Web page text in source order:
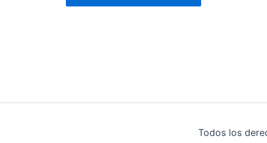
Todos los